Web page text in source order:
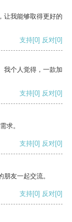
让我能够取得更好的
支持[0] 反对[0]
我个人觉得，一款加
支持[0] 反对[0]
求。
支持[0] 反对[0]
友一起交流。
支持[0] 反对[0]